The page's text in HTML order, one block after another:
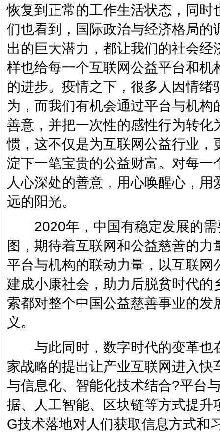
恢复到正常的工作生活状态，同时
们也看到，国际政治与经济格局的
出的巨大潜力，都让我们的社会经
样也给每一个互联网公益平台和机
的进步。疫情之下，很多人因情绪
为，而我们有机会通过平台与机构
善意，并把一次性的感性行为转化
惯，这不仅是为互联网公益行业，
淀下一笔宝贵的公益财富。对每一
人心深处的善意，用心唤醒心，
远的阳光。
2020年，中国有稳定发展的需
图，期待着互联网和公益慈善的力
平台与机构的联动力量，以互联网
建成小康社会，助力后脱贫时代的
索都对整个中国公益慈善事业的发
义。
与此同时，数字时代的变革也
家战略的提出让产业互联网进入快
与信息化、智能化技术结合?平台
据、人工智能、区块链等方式提升
G技术落地对人们获取信息方式和